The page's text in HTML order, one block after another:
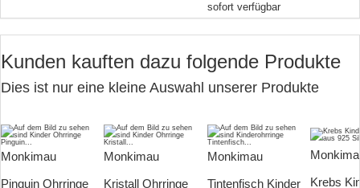
sofort verfügbar
Kunden kauften dazu folgende Produkte
Dies ist nur eine kleine Auswahl unserer Produkte
Monkimau
Pinguin Ohrringe
Monkimau
Kristall Ohrringe
Monkimau
Tintenfisch Kinder
Krebs